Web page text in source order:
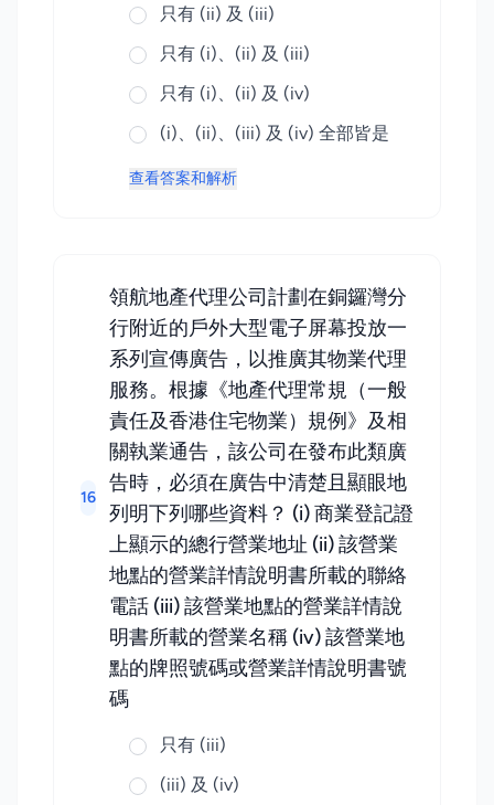
只有 (ii) 及 (iii)
只有 (i)、(ii) 及 (iii)
只有 (i)、(ii) 及 (iv)
(i)、(ii)、(iii) 及 (iv) 全部皆是
查看答案和解析
16
領航地產代理公司計劃在銅鑼灣分
行附近的戶外大型電子屏幕投放一
系列宣傳廣告，以推廣其物業代理
服務。根據《地產代理常規（一般
責任及香港住宅物業）規例》及相
關執業通告，該公司在發布此類廣
告時，必須在廣告中清楚且顯眼地
列明下列哪些資料？ (i) 商業登記證
上顯示的總行營業地址 (ii) 該營業
地點的營業詳情說明書所載的聯絡
電話 (iii) 該營業地點的營業詳情說
明書所載的營業名稱 (iv) 該營業地
點的牌照號碼或營業詳情說明書號
碼
只有 (iii)
(iii) 及 (iv)